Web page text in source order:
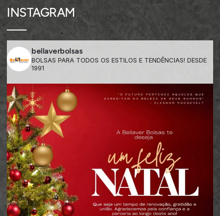
INSTAGRAM
bellaverbolsas
BOLSAS PARA TODOS OS ESTILOS E TENDÊNCIAS! DESDE
1991